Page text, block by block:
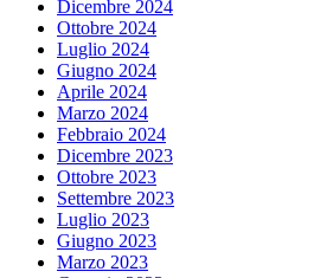
Dicembre 2024
Ottobre 2024
Luglio 2024
Giugno 2024
Aprile 2024
Marzo 2024
Febbraio 2024
Dicembre 2023
Ottobre 2023
Settembre 2023
Luglio 2023
Giugno 2023
Marzo 2023